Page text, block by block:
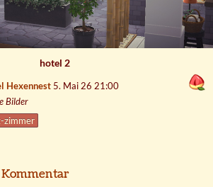
hotel 2
Hexennest 5. Mai 26 21:00
Bilder
zimmer